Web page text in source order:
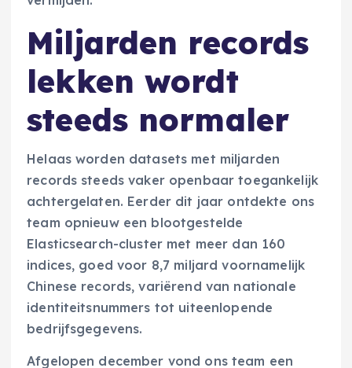
Miljarden records
lekken wordt
steeds normaler
Helaas worden datasets met miljarden
records steeds vaker openbaar toegankelijk
achtergelaten. Eerder dit jaar ontdekte ons
team opnieuw een blootgestelde
Elasticsearch-cluster met meer dan 160
indices, goed voor 8,7 miljard voornamelijk
Chinese records, variërend van nationale
identiteitsnummers tot uiteenlopende
bedrijfsgegevens.
Afgelopen december vond ons team een